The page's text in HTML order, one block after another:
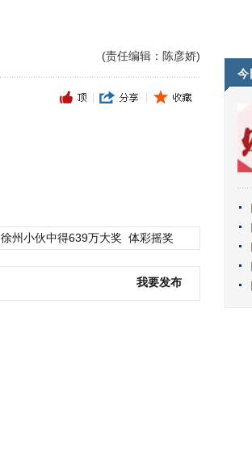
(责任编辑：陈彦娇)
徐州小伙中得639万大奖 体彩摇奖
我要发布
今